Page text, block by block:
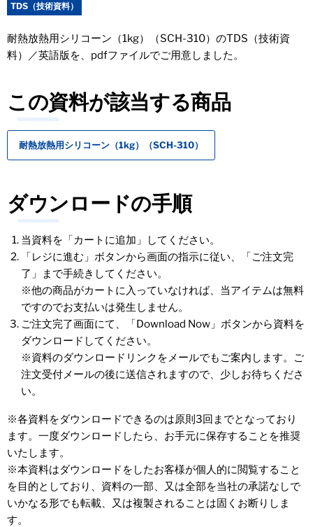
TDS（技術資料）
耐熱放熱用シリコーン（1kg）（SCH-310）のTDS（技術資
料）／英語版を、pdfファイルでご用意しました。
この資料が該当する商品
耐熱放熱用シリコーン（1kg）（SCH-310）
ダウンロードの手順
当資料を「カートに追加」してください。
「レジに進む」ボタンから画面の指示に従い、「ご注文完
了」まで手続きしてください。
※他の商品がカートに入っていなければ、当アイテムは無料
ですのでお支払いは発生しません。
ご注文完了画面にて、「Download Now」ボタンから資料を
ダウンロードしてください。
※資料のダウンロードリンクをメールでもご案内します。ご
注文受付メールの後に送信されますので、少しお待ちくださ
い。
※各資料をダウンロードできるのは原則3回までとなっており
ます。一度ダウンロードしたら、お手元に保存することを推奨
いたします。
※本資料はダウンロードをしたお客様が個人的に閲覧すること
を目的としており、資料の一部、又は全部を当社の承諾なしで
いかなる形でも転載、又は複製されることは固くお断りしま
す。